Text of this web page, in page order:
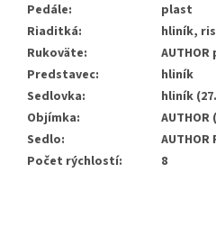
Pedále:
plast
Riaditká:
hliník,
Rukoväte:
AUTHOR
Predstavec:
hliník
Sedlovka:
hliník
Objímka:
AUTHOR
Sedlo:
AUTHOR
Počet rýchlostí:
8